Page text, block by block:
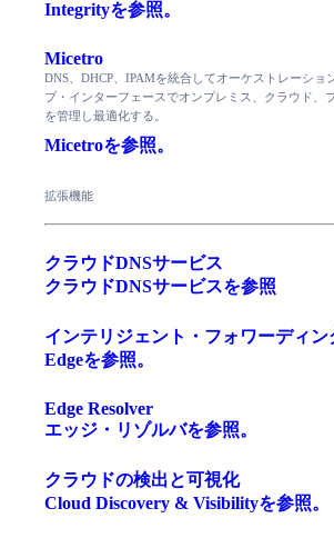
Integrityを参照。
Micetro
DNS、DHCP、IPAMを統合してオーケストレーショ
ブ・インターフェースでオンプレミス、クラウド、
を管理し最適化する。
Micetroを参照。
拡張機能
クラウドDNSサービス
クラウドDNSサービスを参照
インテリジェント・フォワーディン
Edgeを参照。
Edge Resolver
エッジ・リゾルバを参照。
クラウドの検出と可視化
Cloud Discovery & Visibilityを参照。